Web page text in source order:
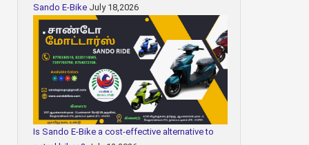
Sando E-Bike July 18,2026
Is Sando E-Bike a cost-effective alternative to